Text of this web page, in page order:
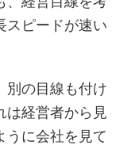
スピードが速い
別の目線も付け
は経営者から見
うに会社を見て